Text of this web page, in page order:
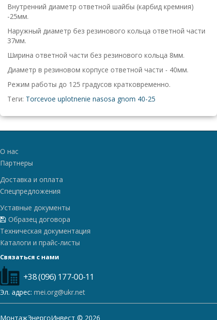
Внутренний диаметр ответной шайбы (карбид кремния)
-25мм.
Наружный диаметр без резинового кольца ответной части
37мм.
Ширина ответной части без резинового кольца 8мм.
Диаметр в резиновом корпусе ответной части - 40мм.
Режим работы до 125 градусов кратковременно.
Теги: Torcevoe uplotnenie nasosa gnom 40-25
О нас
Партнеры
Доставка и оплата
Спецпредложения
Уставные документы
Образец договора
Техническая документация
Каталоги и прайс-листы
Связаться с нами
+38 (096) 177-00-11
Эл. адрес: mei.org@ukr.net
МонтажЭнергоИнвест © 2026